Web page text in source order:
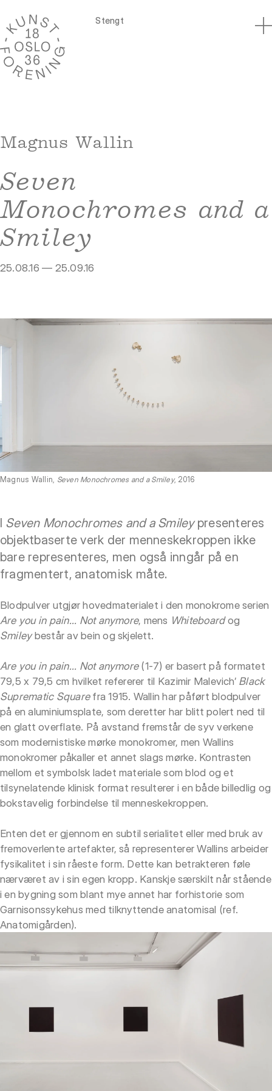
Stengt
Magnus Wallin
Seven
Monochromes and a
Smiley
25.08.16 — 25.09.16
Magnus Wallin, Seven Monochromes and a Smiley, 2016
I Seven Monochromes and a Smileypresenteres
objektbaserte verk der menneskekroppen ikke
bare representeres, men også inngår på en
fragmentert, anatomisk måte.
Blodpulver utgjør hovedmaterialet i den monokrome serien
Are you in pain... Not anymore, mens Whiteboardog
Smileybestår av bein og skjelett.
Are you in pain... Not anymore(1-7) er basert på formatet
79,5 x 79,5 cm hvilket refererer til Kazimir Malevich’ Black
Suprematic Squarefra 1915. Wallin har påført blodpulver
på en aluminiumsplate, som deretter har blitt polert ned til
en glatt overflate. På avstand fremstår de syv verkene
som modernistiske mørke monokromer, men Wallins
monokromer påkaller et annet slags mørke. Kontrasten
mellom et symbolsk ladet materiale som blod og et
tilsynelatende klinisk format resulterer i en både billedlig og
bokstavelig forbindelse til menneskekroppen.
Enten det er gjennom en subtil serialitet eller med bruk av
fremoverlente artefakter, så representerer Wallins arbeider
fysikalitet i sin råeste form. Dette kan betrakteren føle
nærværet av i sin egen kropp. Kanskje særskilt når stående
i en bygning som blant mye annet har forhistorie som
Garnisonssykehus med tilknyttende anatomisal (ref.
Anatomigården).